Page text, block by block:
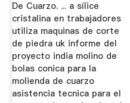
De Cuarzo. ... a sílice
cristalina en trabajadores
utiliza maquinas de corte
de piedra uk informe del
proyecto india molino de
bolas conica para la
molienda de cuarzo
asistencia tecnica para el